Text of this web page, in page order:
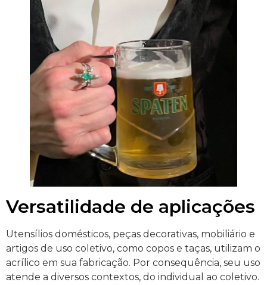
Versatilidade de aplicações
Utensílios domésticos, peças decorativas, mobiliário e
artigos de uso coletivo, como copos e taças, utilizam o
acrílico em sua fabricação. Por consequência, seu uso
atende a diversos contextos, do individual ao coletivo.